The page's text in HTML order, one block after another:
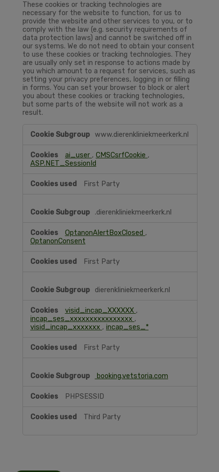
These cookies or tracking technologies are
necessary for the website to function, for us to
provide the website and other services to you, or to
comply with the law (e.g. security requirements of
data protection laws) and cannot be switched off in
our systems. We do not need to obtain your consent
to use these cookies or tracking technologies. They
are usually only set in response to actions made by
you which amount to a request for services, such as
setting your privacy preferences, logging in or filling
in forms. You can set your browser to block or alert
you about these cookies or tracking technologies,
but some parts of the website will not work as a
result.
Necessary
www.dierenkliniekmeerkerk.nl
ai_user , CMSCsrfCookie ,
ASP.NET_SessionId
First Party
.dierenkliniekmeerkerk.nl
OptanonAlertBoxClosed ,
OptanonConsent
First Party
dierenkliniekmeerkerk.nl
visid_incap_XXXXXX ,
incap_ses_xxxxxxxxxxxxxxxx ,
visid_incap_xxxxxxx , incap_ses_*
First Party
booking.vetstoria.com
PHPSESSID
Third Party